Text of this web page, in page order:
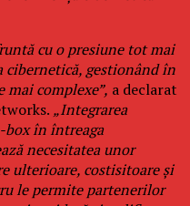
cu o presiune tot mai
gestionând în
complexe”, a declarat
„Integrarea
în întreaga
necesitatea unor
ulterioare, costisitoare și
le permite partenerilor